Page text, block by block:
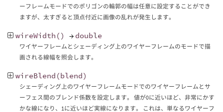
ーフレームモードでのポリゴンの輪郭の幅は任意に設定することができ
ますが、太すぎると頂点付近に画像の乱れが発生します。
wireWidth () → double
ワイヤーフレームとシェーディング上のワイヤーフレームのモードで描
画される線幅を照会します。
wireBlend (blend)
シェーディング上のワイヤーフレームモードでのワイヤーフレームとサ
ーフェス間のブレンド係数を設定します。 値が0に近いほど、非常にかす
かな線になり、1に近いほど実線になります。 これは、単なるワイヤーフ